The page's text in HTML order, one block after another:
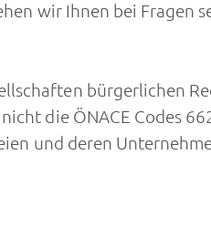
wir Ihnen bei Fragen
bürgerlichen
die ÖNACE Codes
und deren